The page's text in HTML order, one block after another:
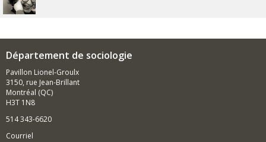
Département de sociologie
Pavillon Lionel-Groulx
3150, rue Jean-Brillant
Montréal (QC)
H3T 1N8
514 343-6620
Courriel